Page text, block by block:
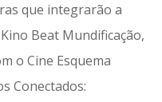
que integrarão a
Beat Mundificação,
o Cine Esquema
Conectados: